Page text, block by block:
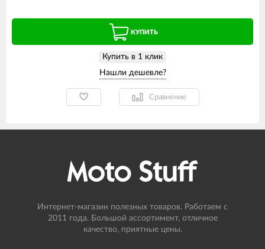
КУПИТЬ
Купить в 1 клик
Сравнение
Интернет-магазин полезных товаров. Работаем с
2011 года. Большой ассортимент, отличное
качество, приятные цены.